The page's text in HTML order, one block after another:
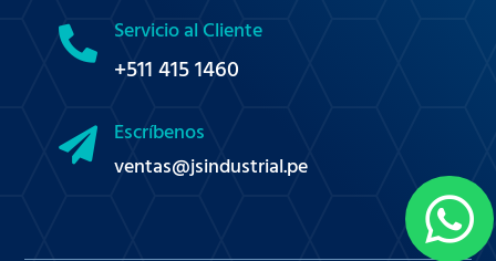
 Servicio al Cliente
+511 415 1460
 Escríbenos
ventas@jsindustrial.pe
